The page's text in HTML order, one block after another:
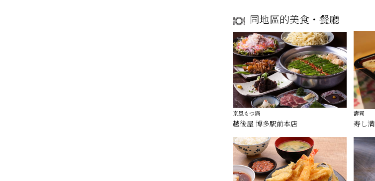
同地區的美食・餐廳
京風もつ鍋
越後屋 博多駅前本店
壽司
寿し満